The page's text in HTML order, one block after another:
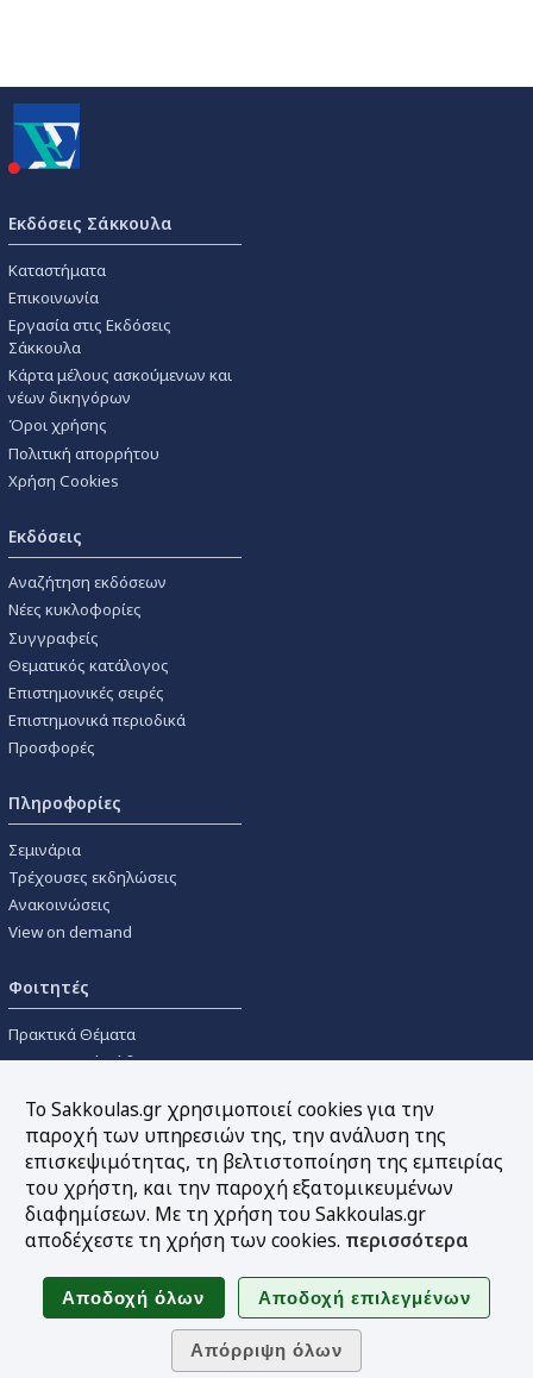
Εκδόσεις Σάκκουλα
Καταστήματα
Επικοινωνία
Εργασία στις Εκδόσεις
Σάκκουλα
Κάρτα μέλους ασκούμενων και
νέων δικηγόρων
Όροι χρήσης
Πολιτική απορρήτου
Χρήση Cookies
Εκδόσεις
Αναζήτηση εκδόσεων
Νέες κυκλοφορίες
Συγγραφείς
Θεματικός κατάλογος
Επιστημονικές σειρές
Επιστημονικά περιοδικά
Προσφορές
Πληροφορίες
Σεμινάρια
Τρέχουσες εκδηλώσεις
Ανακοινώσεις
View on demand
Φοιτητές
Πρακτικά Θέματα
Οικονομικοί Κώδικες
Συγγραμμάτων
Εργαλεία
Online υπολογισμός τόκων
Υπηρεσία Ηλεκτρονικής
Sitemap
Ακολουθήστε μας
Το Sakkoulas.gr χρησιμοποιεί cookies για την
παροχή των υπηρεσιών της, την ανάλυση της
επισκεψιμότητας, τη βελτιστοποίηση της εμπειρίας
του χρήστη, και την παροχή εξατομικευμένων
διαφημίσεων. Με τη χρήση του Sakkoulas.gr
αποδέχεστε τη χρήση των cookies. περισσότερα